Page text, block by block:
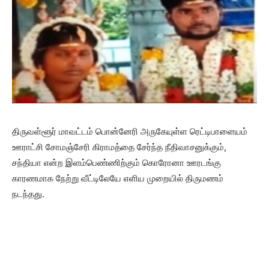
திருவள்ளூர் மாவட்டம் பொன்னேரி அருகேயுள்ள ரெட்டிபாளையம்
ஊராட்சி சோமஞ்சேரி கிராமத்தை சேர்ந்த நீதிவாசனுக்கும்,
சந்தியா என்ற இளம்பெண்ணிற்கும் கொரோனா ஊரடங்கு
காரணமாக நேற்று வீட்டிலேயே எளிய முறையில் திருமணம்
நடந்தது.